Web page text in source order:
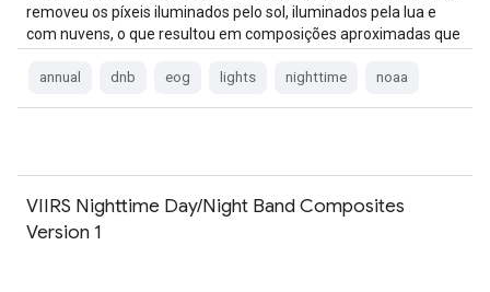
removeu os píxeis iluminados pelo sol, iluminados pela lua e
com nuvens, o que resultou em composições aproximadas que
annual dnb eog lights nighttime noaa
VIIRS Nighttime Day/Night Band Composites
Version 1